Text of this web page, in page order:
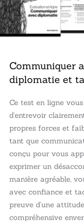
Communiquer
diplomatie et
Ce test en ligne
d’entrevoir
propres forces et
tant que
conçu pour vous
exprimer un
manière agréable,
avec confiance et
preuve d’une
compréhensive